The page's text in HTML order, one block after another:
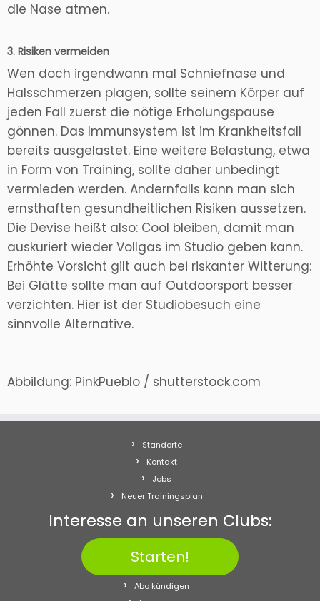
die Nase atmen.
3. Risiken vermeiden
Wen doch irgendwann mal Schniefnase und
Halsschmerzen plagen, sollte seinem Körper auf
jeden Fall zuerst die nötige Erholungspause
gönnen. Das Immunsystem ist im Krankheitsfall
bereits ausgelastet. Eine weitere Belastung, etwa
in Form von Training, sollte daher unbedingt
vermieden werden. Andernfalls kann man sich
ernsthaften gesundheitlichen Risiken aussetzen.
Die Devise heißt also: Cool bleiben, damit man
auskuriert wieder Vollgas im Studio geben kann.
Erhöhte Vorsicht gilt auch bei riskanter Witterung:
Bei Glätte sollte man auf Outdoorsport besser
verzichten. Hier ist der Studiobesuch eine
sinnvolle Alternative.
Abbildung: PinkPueblo / shutterstock.com
Standorte
Kontakt
Jobs
Neuer Trainingsplan
Interesse an unseren Clubs:
Starten!
Abo kündigen